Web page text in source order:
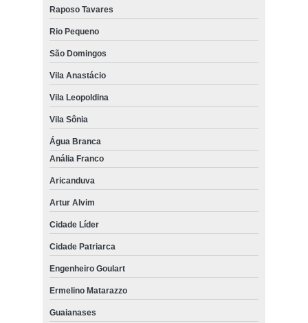
Raposo Tavares
Rio Pequeno
São Domingos
Vila Anastácio
Vila Leopoldina
Vila Sônia
Água Branca
Anália Franco
Aricanduva
Artur Alvim
Cidade Líder
Cidade Patriarca
Engenheiro Goulart
Ermelino Matarazzo
Guaianases